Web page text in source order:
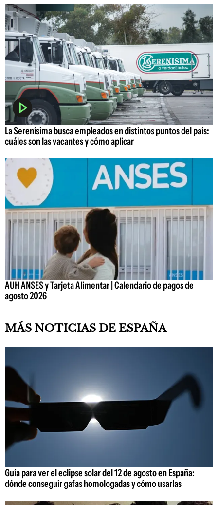
La Serenísima busca empleados en distintos puntos del país:
cuáles son las vacantes y cómo aplicar
AUH ANSES y Tarjeta Alimentar | Calendario de pagos de
agosto 2026
MÁS NOTICIAS DE ESPAÑA
Guía para ver el eclipse solar del 12 de agosto en España:
dónde conseguir gafas homologadas y cómo usarlas